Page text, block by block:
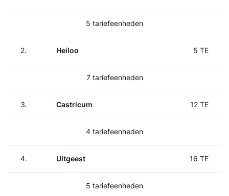
5 tariefeenheden
2. Heiloo 5 TE
7 tariefeenheden
3. Castricum 12 TE
4 tariefeenheden
4. Uitgeest 16 TE
5 tariefeenheden